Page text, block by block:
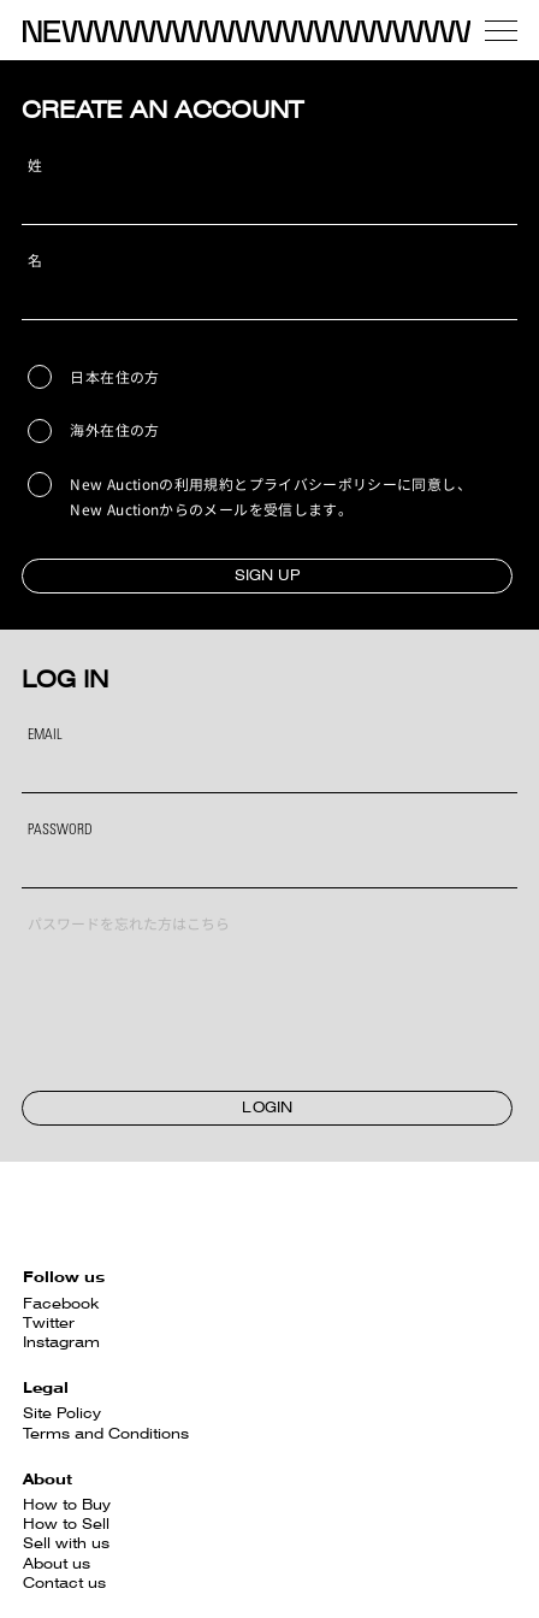
CREATE AN ACCOUNT
姓
名
日本在住の方
海外在住の方
New Auctionの利用規約とプライバシーポリシーに同意し、
New Auctionからのメールを受信します。
SIGN UP
LOG IN
EMAIL
PASSWORD
パスワードを忘れた方はこちら
LOGIN
Follow us
Facebook
Twitter
Instagram
Legal
Site Policy
Terms and Conditions
About
How to Buy
How to Sell
Sell with us
About us
Contact us